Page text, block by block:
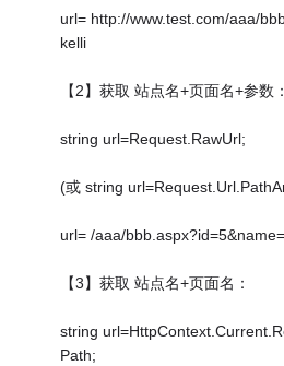
url= http://www.test.com/aaa/
kelli
【2】获取 站点名+页面名+参数：
string url=Request.RawUrl;
(或 string
url= /aaa/
【3】获取 站点名+页面名：
string
Path;